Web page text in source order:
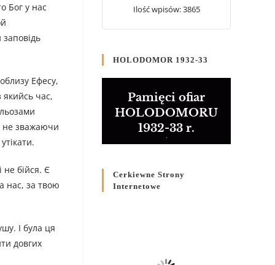
Бог у нас
Ефесу,
якийсь час,
не зважаючи
не бійся. Є
нас, за твою
І була ця
довгих
Булла проголошення
Розпорядження
Преосвященнішого Владики
Кир Володимира Р. Ющака
про вживання друкованих
книг на публічних
богослужіннях
Ilość wpisów: 3865
HOLODOMOR 1932-33
Pamięci ofiar
HOLODOMORU
1932-33 r.
Cerkiewne Strony
Internetowe